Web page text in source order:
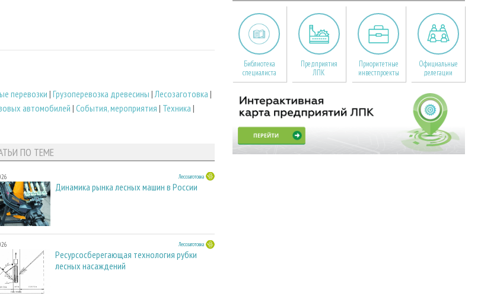
перевозки | Грузоперевозка древесины |Лесозаготовка |
автомобилей | События, мероприятия | Техника |
ПО ТЕМЕ
Лесозаготовка
Динамика рынка лесных машин в России
Лесозаготовка
Ресурсосберегающая технология рубки
лесных насаждений
Библиотека
специалиста
Предприятия
ЛПК
Приоритетные
инвестпроекты
Официальные
делегации